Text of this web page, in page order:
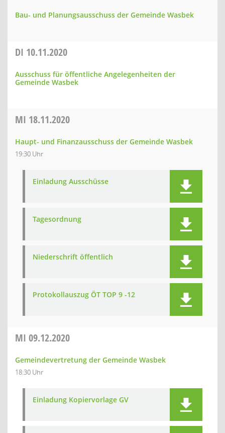
Bau- und Planungsausschuss der Gemeinde Wasbek
DI 10.11.2020
Ausschuss für öffentliche Angelegenheiten der
Gemeinde Wasbek
MI 18.11.2020
Haupt- und Finanzausschuss der Gemeinde Wasbek
19:30 Uhr
Einladung Ausschüsse
Tagesordnung
Niederschrift öffentlich
Protokollauszug ÖT TOP 9 -12
MI 09.12.2020
Gemeindevertretung der Gemeinde Wasbek
18:30 Uhr
Einladung Kopiervorlage GV